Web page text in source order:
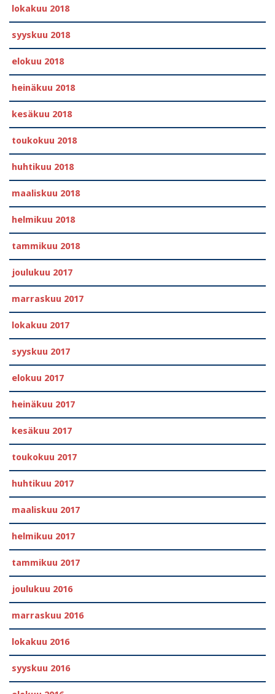
lokakuu 2018
syyskuu 2018
elokuu 2018
heinäkuu 2018
kesäkuu 2018
toukokuu 2018
huhtikuu 2018
maaliskuu 2018
helmikuu 2018
tammikuu 2018
joulukuu 2017
marraskuu 2017
lokakuu 2017
syyskuu 2017
elokuu 2017
heinäkuu 2017
kesäkuu 2017
toukokuu 2017
huhtikuu 2017
maaliskuu 2017
helmikuu 2017
tammikuu 2017
joulukuu 2016
marraskuu 2016
lokakuu 2016
syyskuu 2016